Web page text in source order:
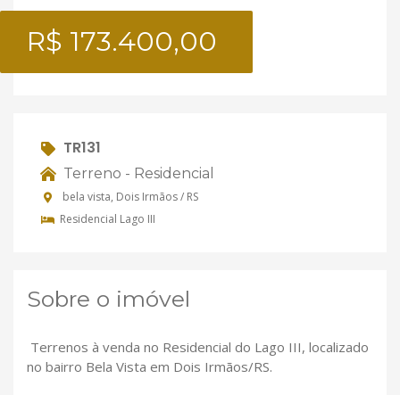
R$ 173.400,00
TR131
Terreno - Residencial
bela vista, Dois Irmãos / RS
Residencial Lago III
Sobre o imóvel
Terrenos à venda no Residencial do Lago III, localizado
no bairro Bela Vista em Dois Irmãos/RS.